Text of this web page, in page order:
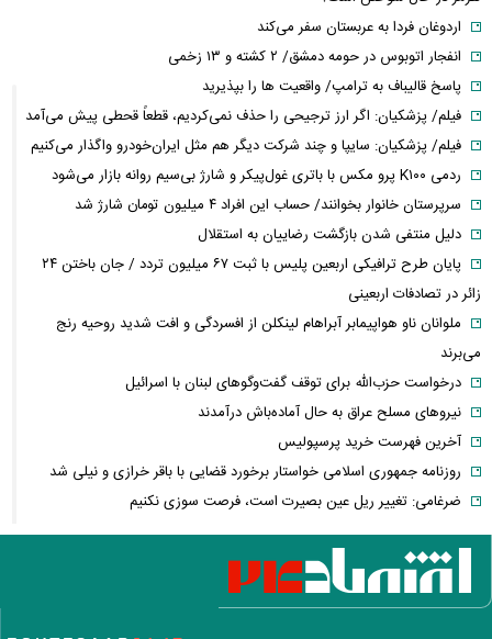
اردوغان فردا به عربستان سفر می‌کند
انفجار اتوبوس در حومه دمشق/ ۲ کشته و ۱۳ زخمی
پاسخ قالیباف به ترامپ/ واقعیت ها را بپذیرید
فیلم/ پزشکیان: اگر ارز ترجیحی را حذف نمی‌کردیم، قطعاً قحطی پیش می‌آمد
فیلم/ پزشکیان: سایپا و چند شرکت دیگر هم مثل ایران‌خودرو واگذار می‌کنیم
ردمی K۱۰۰ پرو مکس با باتری غول‌پیکر و شارژ بی‌سیم روانه بازار می‌شود
سرپرستان خانوار بخوانند/ حساب این افراد ۴ میلیون تومان شارژ شد
دلیل منتفی شدن بازگشت رضاییان به استقلال
پایان طرح ترافیکی اربعین پلیس با ثبت ۶۷ میلیون تردد / جان باختن ۲۴
زائر در تصادفات اربعینی
ملوانان ناو هواپیمابر آبراهام لینکلن از افسردگی و افت شدید روحیه رنج
می‌برند
درخواست حزب‌الله برای توقف گفت‌وگوهای لبنان با اسرائیل
نیروهای مسلح عراق به حال آماده‌باش درآمدند
آخرین فهرست خرید پرسپولیس
روزنامه جمهوری اسلامی خواستار برخورد قضایی با باقر خرازی و نیلی شد
ضرغامی: تغییر ریل عین بصیرت است، فرصت سوزی نکنیم
تکذیب اعمال ضریب ۲.۷ برای اینترنت بین‌الملل از سوی سازمان تنظیم
مقررات
شرایط جدید تمدید اجاره اعلام شد